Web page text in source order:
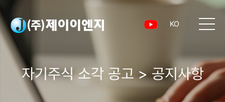
KO
자기주식 소각 공고 > 공지사항